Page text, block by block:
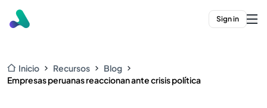
Sign in
Inicio Recursos
Blog
Empresas peruanas reaccionan ante crisis política